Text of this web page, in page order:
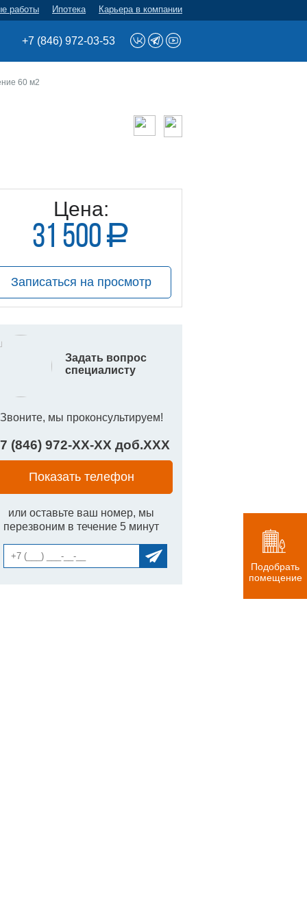
работы Ипотека Карьера в компании
+7 (846) 972-03-53
60 м2
Цена:
31 500 a
руб.
Записаться на просмотр
Задать вопрос
специалисту
Звоните, мы проконсультируем!
(846) 972-XX-XX доб.XXX
Показать телефон
или оставьте ваш номер, мы
перезвоним в течение 5 минут
Подобрать
помещение